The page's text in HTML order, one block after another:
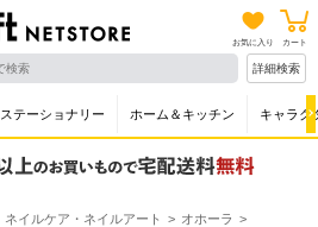
お気に入り カート
詳細検索
ステーショナリー ホーム＆キッチン キャラク
ネイルケア・ネイルアート
オホーラ